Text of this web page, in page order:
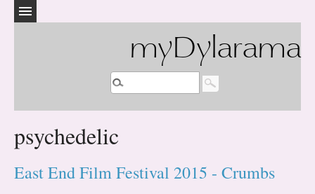
myDylarama
psychedelic
East End Film Festival 2015 - Crumbs